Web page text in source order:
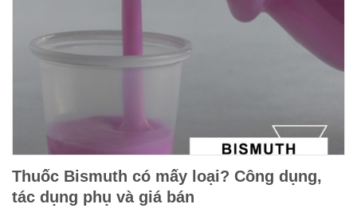
Thuốc Bismuth có mấy loại? Công dụng,
tác dụng phụ và giá bán